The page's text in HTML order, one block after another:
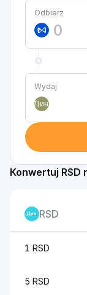
Odbierz
Wydaj
Дин.
Konwertuj RSD
RSD
1 RSD
5 RSD